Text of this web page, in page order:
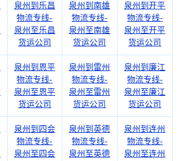
泉州到乐昌
物流专线-
泉州至乐昌
货运公司
泉州到南雄
物流专线-
泉州至南雄
货运公司
泉州到开平
物流专线-
泉州至开平
货运公司
泉州到恩平
物流专线-
泉州至恩平
货运公司
泉州到雷州
物流专线-
泉州至雷州
货运公司
泉州到廉江
物流专线-
泉州至廉江
货运公司
泉州到四会
物流专线-
泉州至四会
泉州到英德
物流专线-
泉州至英德
泉州到连州
物流专线-
泉州至连州